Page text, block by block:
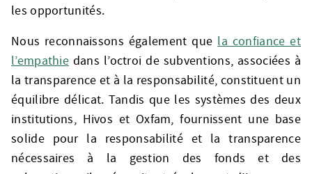
les opportunités.
Nous reconnaissons également que la confiance et
l’empathie dans l’octroi de subventions, associées à
la transparence et à la responsabilité, constituent un
équilibre délicat. Tandis que les systèmes des deux
institutions, Hivos et Oxfam, fournissent une base
solide pour la responsabilité et la transparence
nécessaires à la gestion des fonds et des